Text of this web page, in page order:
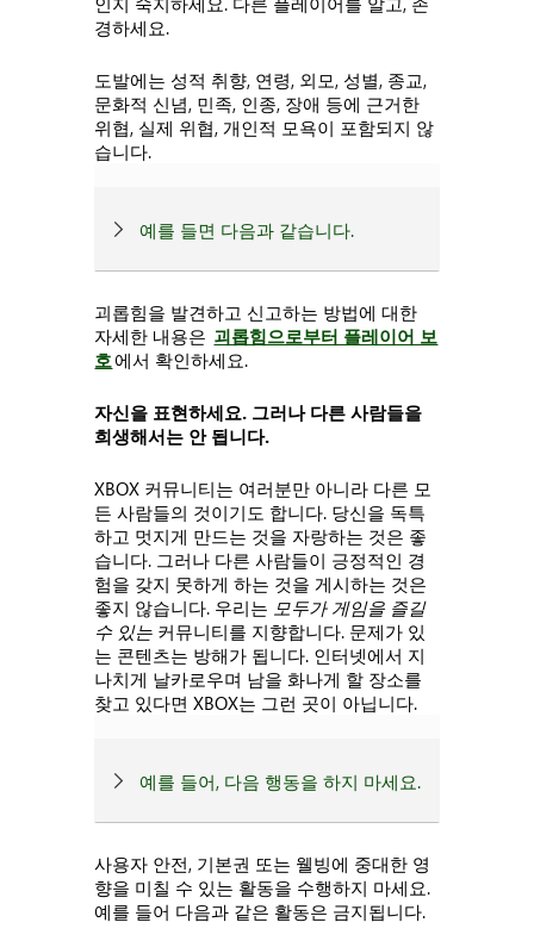
경하세요.
도발에는 성적 취향, 연령, 외모, 성별, 종교,
문화적 신념, 민족, 인종, 장애 등에 근거한
위협, 실제 위협, 개인적 모욕이 포함되지 않
습니다.
예를 들면 다음과 같습니다.
괴롭힘을 발견하고 신고하는 방법에 대한
자세한 내용은 괴롭힘으로부터 플레이어 보
호에서 확인하세요.
자신을 표현하세요. 그러나 다른 사람들을
희생해서는 안 됩니다.
XBOX 커뮤니티는 여러분만 아니라 다른 모
든 사람들의 것이기도 합니다. 당신을 독특
하고 멋지게 만드는 것을 자랑하는 것은 좋
습니다. 그러나 다른 사람들이 긍정적인 경
험을 갖지 못하게 하는 것을 게시하는 것은
좋지 않습니다. 우리는 모두가 게임을 즐길
수 있는 커뮤니티를 지향합니다. 문제가 있
는 콘텐츠는 방해가 됩니다. 인터넷에서 지
나치게 날카로우며 남을 화나게 할 장소를
찾고 있다면 XBOX는 그런 곳이 아닙니다.
예를 들어, 다음 행동을 하지 마세요.
사용자 안전, 기본권 또는 웰빙에 중대한 영
향을 미칠 수 있는 활동을 수행하지 마세요.
예를 들어 다음과 같은 활동은 금지됩니다.